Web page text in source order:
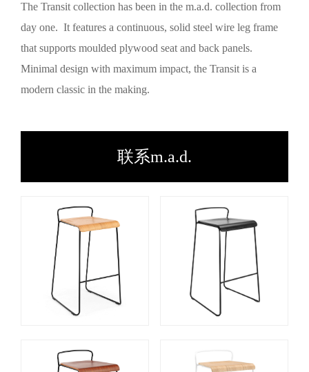
The Transit collection has been in the m.a.d. collection from
day one. It features a continuous, solid steel wire leg frame
that supports moulded plywood seat and back panels.
Minimal design with maximum impact, the Transit is a
modern classic in the making.
联系m.a.d.